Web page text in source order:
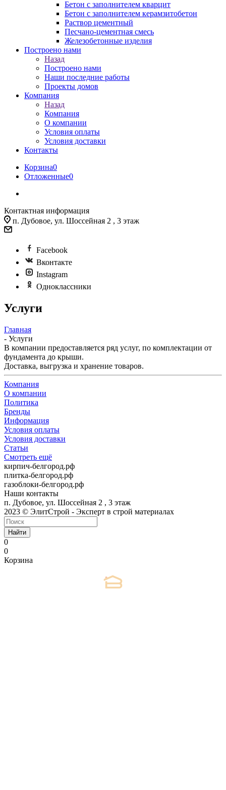
Бетон с заполнителем кварцит
Бетон с заполнителем керамзитобетон
Раствор цементный
Песчано-цементная смесь
Железобетонные изделия
Построено нами
Назад
Построено нами
Наши последние работы
Проекты домов
Компания
Назад
Компания
О компании
Условия оплаты
Условия доставки
Контакты
Корзина0
Отложенные0
Контактная информация
п. Дубовое, ул. Шоссейная 2 , 3 этаж
Facebook
Вконтакте
Instagram
Одноклассники
Услуги
Главная
- Услуги
В компании предоставляется ряд услуг, по комплектации от
фундамента до крыши.
Доставка, выгрузка и хранение товаров.
Компания
О компании
Политика
Бренды
Информация
Условия оплаты
Условия доставки
Статьи
Смотреть ещё
кирпич-белгород.рф
плитка-белгород.рф
газоблоки-белгород.рф
Наши контакты
п. Дубовое, ул. Шоссейная 2 , 3 этаж
2023 © ЭлитСтрой - Эксперт в строй материалах
Найти
0
0
Корзина